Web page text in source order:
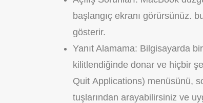
başlangıç ekranı görürsünüz.
gösterir.
Yanıt Alamama: Bilgisayarda
kilitlendiğinde donar ve hiçbir
Quit Applications) menüsünü,
tuşlarından arayabilirsiniz ve